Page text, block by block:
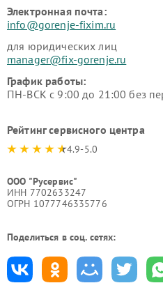
Электронная почта:
info@gorenje-fixim.ru
для юридических лиц
manager@fix-gorenje.ru
График работы:
ПН-ВСК с 9:00 до 21:00 без
Рейтинг сервисного центра
4.9-5.0
ООО "Русервис"
ИНН 7702633247
ОГРН 1077746335776
Поделиться в соц. сетях: